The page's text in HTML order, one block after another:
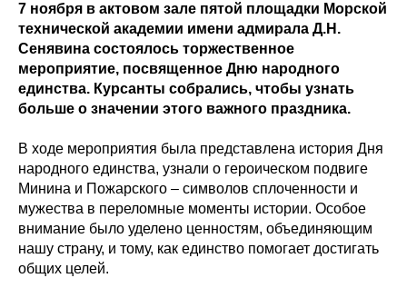
7 ноября в актовом зале пятой площадки Морской
технической академии имени адмирала Д.Н.
Сенявина состоялось торжественное
мероприятие, посвященное Дню народного
единства. Курсанты собрались, чтобы узнать
больше о значении этого важного праздника.
В ходе мероприятия была представлена история Дня
народного единства, узнали о героическом подвиге
Минина и Пожарского – символов сплоченности и
мужества в переломные моменты истории. Особое
внимание было уделено ценностям, объединяющим
нашу страну, и тому, как единство помогает достигать
общих целей.